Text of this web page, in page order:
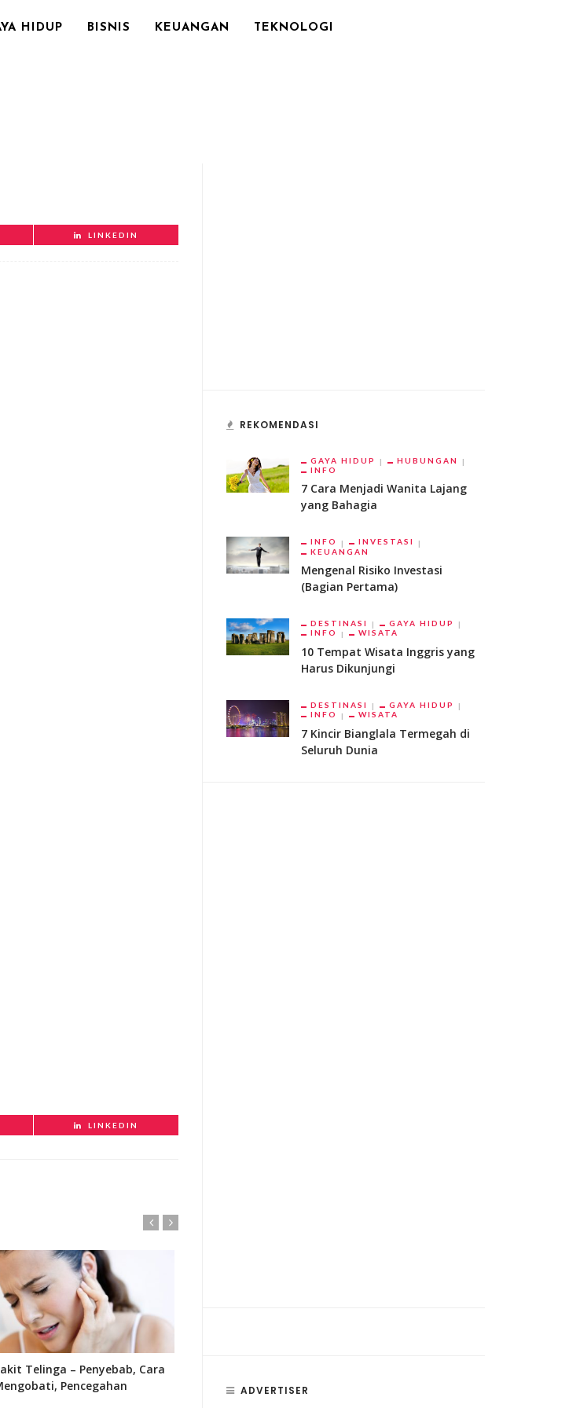
HIDUP BISNIS KEUANGAN TEKNOLOGI
LINKEDIN
LINKEDIN
Telinga – Penyebab, Cara
Pencegahan
Bagian Telinga
REKOMENDASI
GAYA HIDUP
HUBUNGAN
INFO
7 Cara Menjadi Wanita Lajang
yang Bahagia
INFO
INVESTASI
KEUANGAN
Mengenal Risiko Investasi
(Bagian Pertama)
DESTINASI
GAYA HIDUP
INFO
WISATA
10 Tempat Wisata Inggris yang
Harus Dikunjungi
DESTINASI
GAYA HIDUP
INFO
WISATA
7 Kincir Bianglala Termegah di
Seluruh Dunia
ADVERTISER